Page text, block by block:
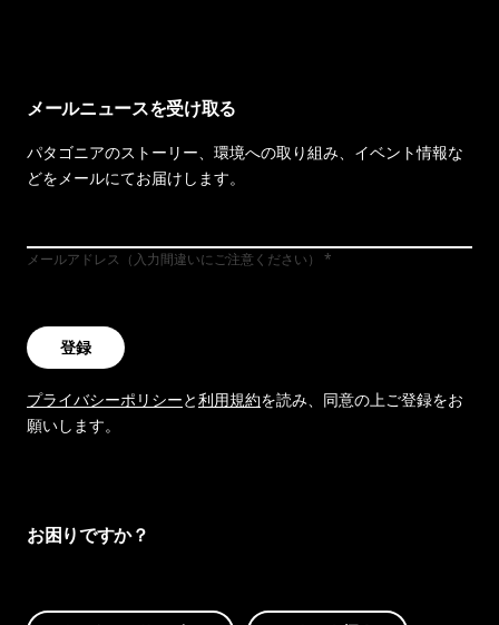
メールニュースを受け取る
パタゴニアのストーリー、環境への取り組み、イベント情報な
どをメールにてお届けします。
メールアドレス（入力間違いにご注意ください）
登録
プライバシーポリシーと利用規約を読み、同意の上ご登録をお
願いします。
お困りですか？